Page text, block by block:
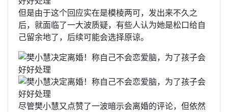
但是由于这个回应实在是模棱两可，发出来不久之
后，就面临了一大波质疑，有些人认为她是松口给自
己留余地了，后续可能会选择原谅。
尽管樊小慧又点赞了一波暗示会离婚的评论，但依然